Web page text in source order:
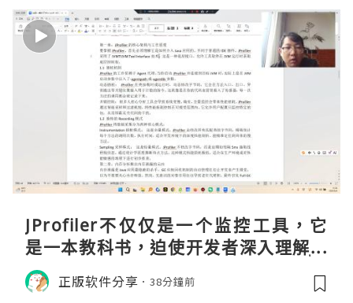
JProfiler不仅仅是一个监控工具，它
是一本教科书，迫使开发者深入理解JV
M的内存模型、垃圾回收机制和并发原
理。通过直观的可视化数据，它将抽象
正版软件分享 38分鐘前